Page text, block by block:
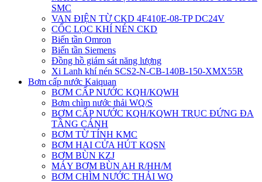
SMC
VAN ĐIỆN TỪ CKD 4F410E-08-TP DC24V
CỐC LỌC KHÍ NÉN CKD
Biến tần Omron
Biến tần Siemens
Đồng hồ giám sát năng lượng
Xi Lanh khí nén SCS2-N-CB-140B-150-XMX55R
Bơm cấp nước Kaiquan
BƠM CẤP NƯỚC KQH/KQWH
Bơm chìm nước thải WQ/S
BƠM CẤP NƯỚC KQH/KQWH TRỤC ĐỨNG ĐA
TẦNG CÁNH
BƠM TỪ TÍNH KMC
BƠM HAI CỬA HÚT KQSN
BƠM BÙN KZJ
MÁY BƠM BÙN AH R/HH/M
BƠM CHÌM NƯỚC THẢI WQ